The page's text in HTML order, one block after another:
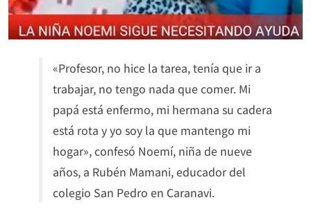
«Profesor, no hice la tarea, tenía que ir a
trabajar, no tengo nada que comer. Mi
papá está enfermo, mi hermana su cadera
está rota y yo soy la que mantengo mi
hogar», confesó Noemí, niña de nueve
años, a Rubén Mamani, educador del
colegio San Pedro en Caranavi.